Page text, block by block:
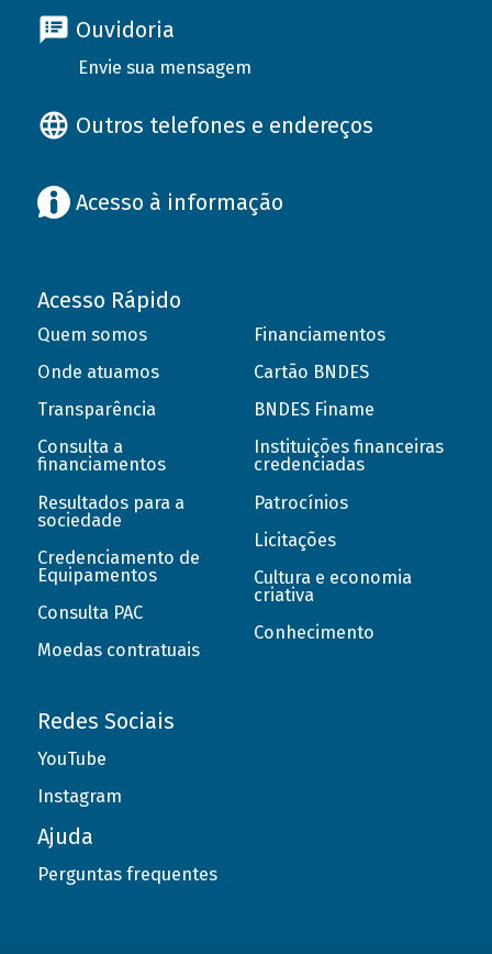
Ouvidoria
Envie sua mensagem
Outros telefones e endereços
Acesso à informação
Acesso Rápido
Quem somos
Onde atuamos
Transparência
Consulta a
financiamentos
Resultados para a
sociedade
Credenciamento de
Equipamentos
Consulta PAC
Moedas contratuais
Financiamentos
Cartão BNDES
BNDES Finame
Instituições financeiras
credenciadas
Patrocínios
Licitações
Cultura e economia
criativa
Conhecimento
Redes Sociais
YouTube
Instagram
Ajuda
Perguntas frequentes